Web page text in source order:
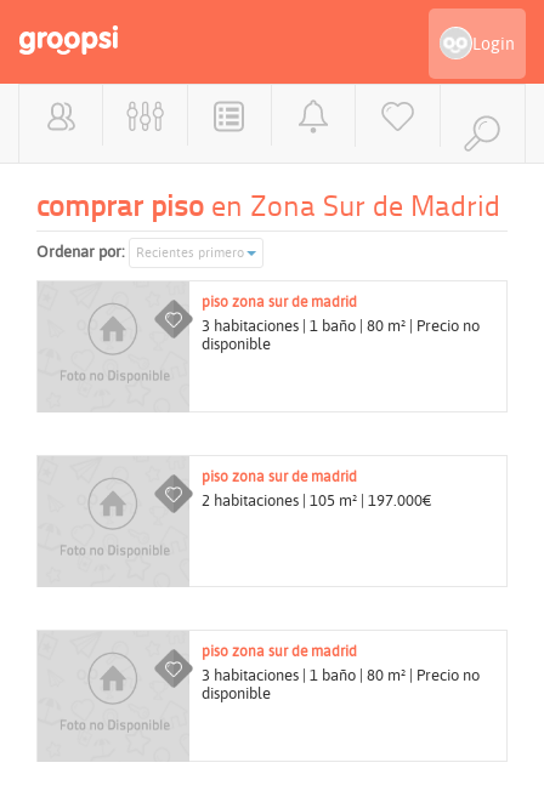
Login
comprar piso en Zona Sur de Madrid
Ordenar por: Recientes primero
piso zona sur de madrid
3 habitaciones | 1 baño | 80 m² | Precio no
disponible
piso zona sur de madrid
2 habitaciones | 105 m² | 197.000€
piso zona sur de madrid
3 habitaciones | 1 baño | 80 m² | Precio no
disponible